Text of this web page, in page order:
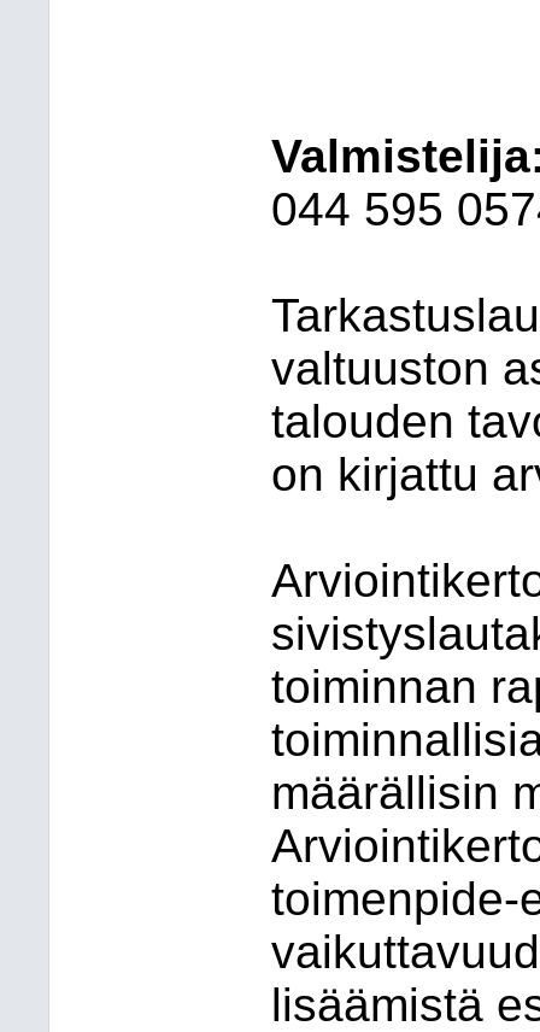
044 595
T
valtuuston
talouden
on kirjattu
toiminnan
määrällisin
toimenpide-
vaikuttav
lisäämistä